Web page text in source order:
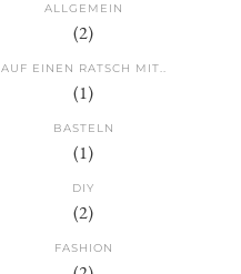
ALLGEMEIN
(2)
AUF EINEN RATSCH MIT..
(1)
BASTELN
(1)
DIY
(2)
FASHION